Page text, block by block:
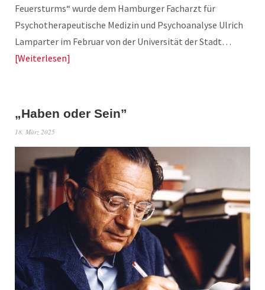
Feuersturms“ wurde dem Hamburger Facharzt für
Psychotherapeutische Medizin und Psychoanalyse Ulrich
Lamparter im Februar von der Universität der Stadt…
Weiterlesen
„Haben oder Sein”
18. März 2025